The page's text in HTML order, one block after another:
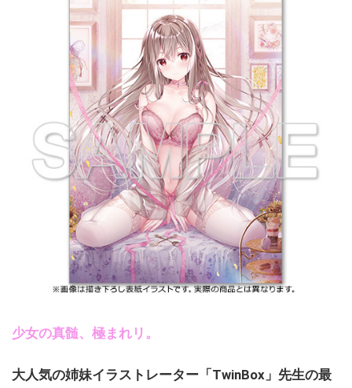
少女の真髄、極まれリ。
大人気の姉妹イラストレーター「TwinBox」先生の最